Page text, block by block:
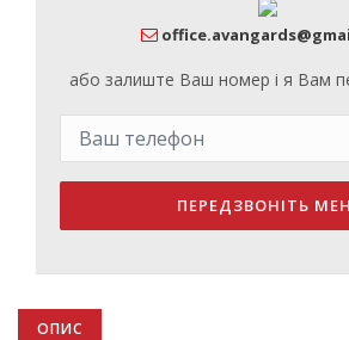
або залиште Ваш номер і я Вам
ПЕРЕДЗВОНІТЬ
ОПИС